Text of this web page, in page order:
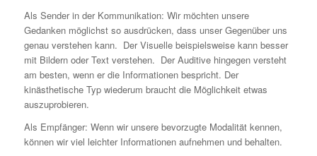
Als Sender in der Kommunikation: Wir möchten unsere
Gedanken möglichst so ausdrücken, dass unser Gegenüber uns
genau verstehen kann. Der Visuelle beispielsweise kann besser
mit Bildern oder Text verstehen. Der Auditive hingegen versteht
am besten, wenn er die Informationen bespricht. Der
kinästhetische Typ wiederum braucht die Möglichkeit etwas
auszuprobieren.
Als Empfänger: Wenn wir unsere bevorzugte Modalität kennen,
können wir viel leichter Informationen aufnehmen und behalten.